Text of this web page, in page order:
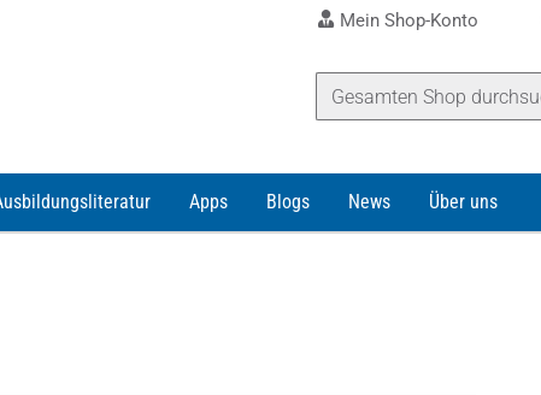
Mein Shop-Konto
Apps Blogs News Über uns